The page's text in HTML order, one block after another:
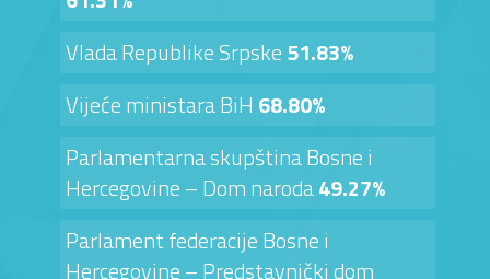
Vlada Republike Srpske51.83%
Vijeće ministara BiH 68.80%
Parlamentarna skupština Bosne i
Hercegovine – Dom naroda49.27%
Parlament federacije Bosne i
Hercegovine – Predstavnički dom